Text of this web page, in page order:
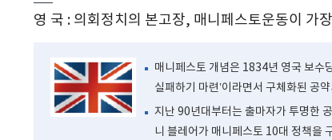
영 국 : 의회정치의 본고장, 매니페스토운동이 가
매니페스토 개념은 1834년 영국 보수
실패하기 마련’이라면서 구체화된 공
지난 90년대부터는 출마자가 투명한
니 블레어가 매니페스토 10대 정책을